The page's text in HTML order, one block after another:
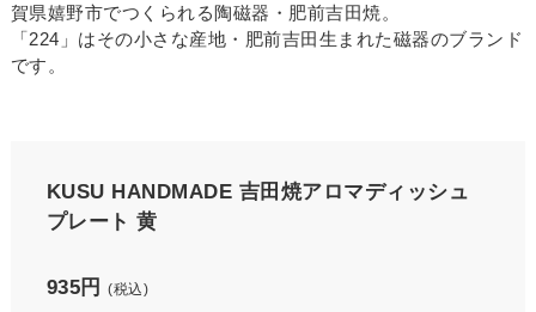
賀県嬉野市でつくられる陶磁器・肥前吉田焼。
「224」はその小さな産地・肥前吉田生まれた磁器のブランド
です。
KUSU HANDMADE 吉田焼アロマディッシュ
プレート 黄
935円 (税込)